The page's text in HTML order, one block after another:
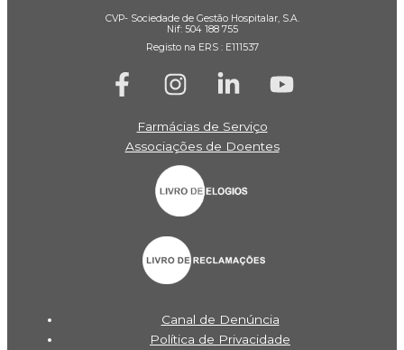
CVP- Sociedade de Gestão Hospitalar, S.A.
Nif: 504 188 755
Registo na ERS : E111537
Farmácias de Serviço
Associações de Doentes
Canal de Denúncia
Política de Privacidade